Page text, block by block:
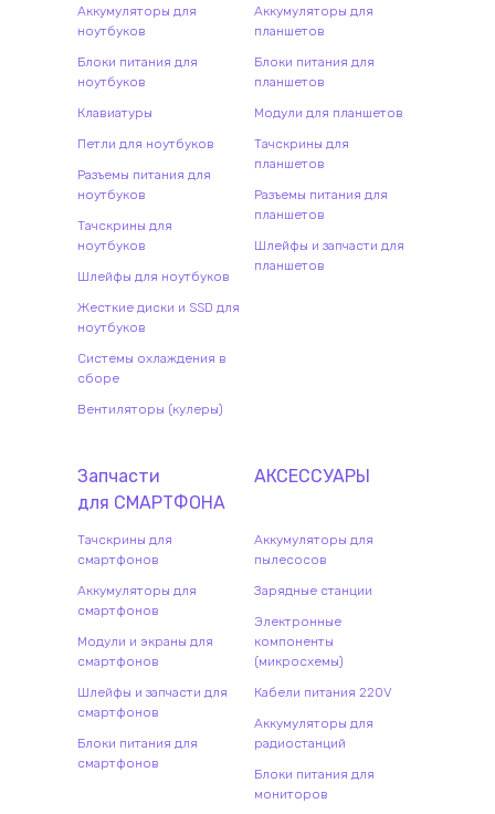
Аккумуляторы для
ноутбуков
Блоки питания для
ноутбуков
Клавиатуры
Петли для ноутбуков
Разъемы питания для
ноутбуков
Тачскрины для
ноутбуков
Шлейфы для ноутбуков
Жесткие диски и SSD для
ноутбуков
Системы охлаждения в
сборе
Вентиляторы (кулеры)
Аккумуляторы для
планшетов
Блоки питания для
планшетов
Модули для планшетов
Тачскрины для
планшетов
Разъемы питания для
планшетов
Шлейфы и запчасти для
планшетов
Запчасти
для СМАРТФОНА
Тачскрины для
смартфонов
Аккумуляторы для
смартфонов
Модули и экраны для
смартфонов
Шлейфы и запчасти для
смартфонов
Блоки питания для
смартфонов
АКСЕССУАРЫ
Аккумуляторы для
пылесосов
Зарядные станции
Электронные
компоненты
(микросхемы)
Кабели питания 220V
Аккумуляторы для
радиостанций
Блоки питания для
мониторов